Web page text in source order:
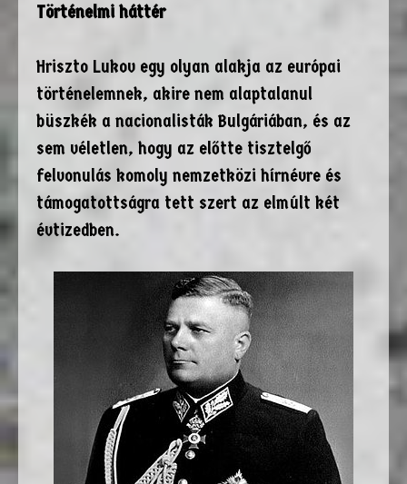
Történelmi háttér
Hriszto Lukov egy olyan alakja az európai
történelemnek, akire nem alaptalanul
büszkék a nacionalisták Bulgáriában, és az
sem véletlen, hogy az előtte tisztelgő
felvonulás komoly nemzetközi hírnévre és
támogatottságra tett szert az elmúlt két
évtizedben.